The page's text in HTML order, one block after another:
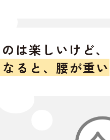
は楽しいけど、
ると、腰が重い